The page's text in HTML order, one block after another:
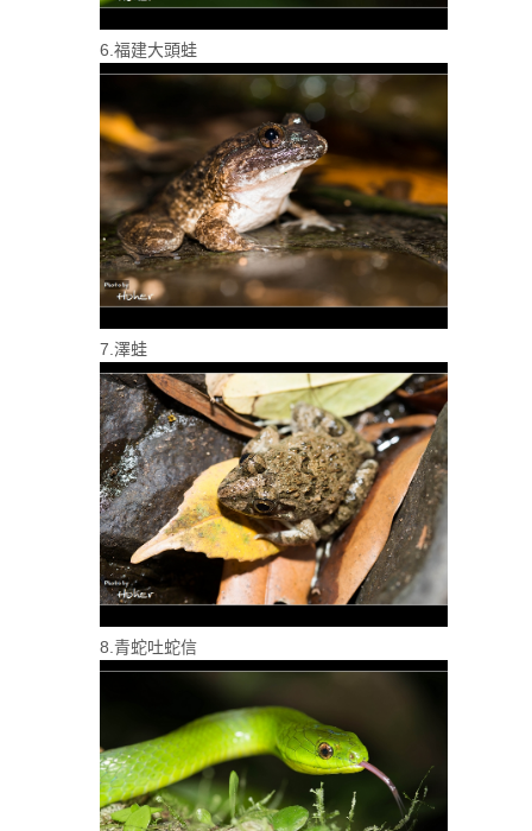
6.福建大頭蛙
7.澤蛙
8.青蛇吐蛇信